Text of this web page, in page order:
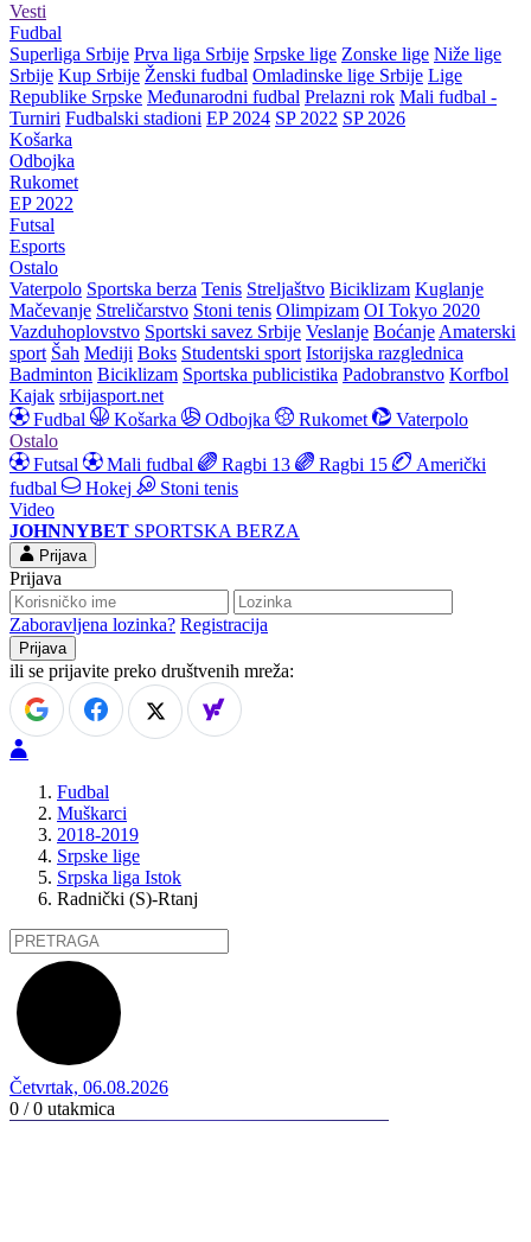
Vesti
Fudbal
Superliga Srbije Prva liga Srbije Srpske lige Zonske lige Niže lige
Srbije Kup Srbije Ženski fudbal Omladinske lige Srbije Lige
Republike Srpske Međunarodni fudbal Prelazni rok Mali fudbal -
Turniri Fudbalski stadioni EP 2024 SP 2022 SP 2026
Košarka
Odbojka
Rukomet
EP 2022
Futsal
Esports
Ostalo
Vaterpolo Sportska berza Tenis Streljaštvo Biciklizam Kuglanje
Mačevanje Streličarstvo Stoni tenis Olimpizam OI Tokyo 2020
Vazduhoplovstvo Sportski savez Srbije Veslanje Boćanje Amaterski
sport Šah Mediji Boks Studentski sport Istorijska razglednica
Badminton Biciklizam Sportska publicistika Padobranstvo Korfbol
Kajak srbijasport.net
Fudbal
Košarka Odbojka Rukomet
Vaterpolo
Ostalo
Futsal
Mali fudbal Ragbi 13 Ragbi 15
Američki
fudbal
Hokej
Stoni tenis
Video
JOHNNYBET SPORTSKA BERZA
Prijava
Prijava
Zaboravljena lozinka? Registracija
ili se prijavite preko društvenih mreža:
Fudbal
Muškarci
2018-2019
Srpske lige
Srpska liga Istok
Radnički (S)-Rtanj
Četvrtak, 06.08.2026
0 / 0 utakmica